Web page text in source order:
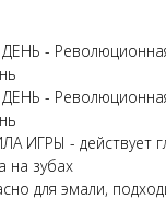
-
-
- действует
на зубах
для эмали,